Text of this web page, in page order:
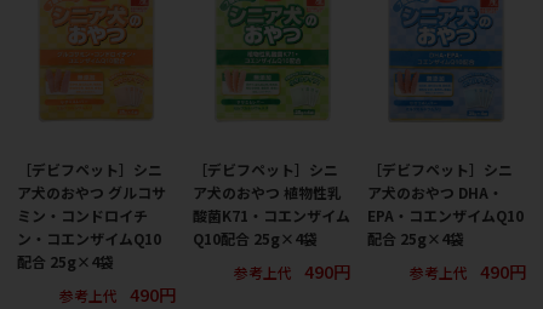
［デビフペット］シニ
ア犬のおやつ グルコサ
ミン・コンドロイチ
ン・コエンザイムQ10
配合 25g×4袋
参考上代
490円
［デビフペット］シニ
ア犬のおやつ 植物性乳
酸菌K71・コエンザイム
Q10配合 25g×4袋
参考上代
490円
［デビフペット］シニ
ア犬のおやつ DHA・
EPA・コエンザイムQ10
配合 25g×4袋
参考上代
490円